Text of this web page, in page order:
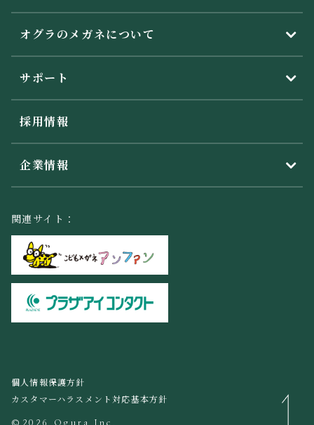
オグラのメガネについて
サポート
採用情報
企業情報
関連サイト：
©2026 Ogura Inc.
個人情報保護方針
カスタマーハラスメント対応基本方針